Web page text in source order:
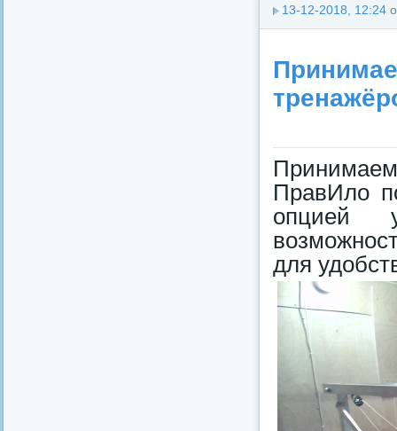
13-12-2018, 12:24
ПравИло
опцией
для